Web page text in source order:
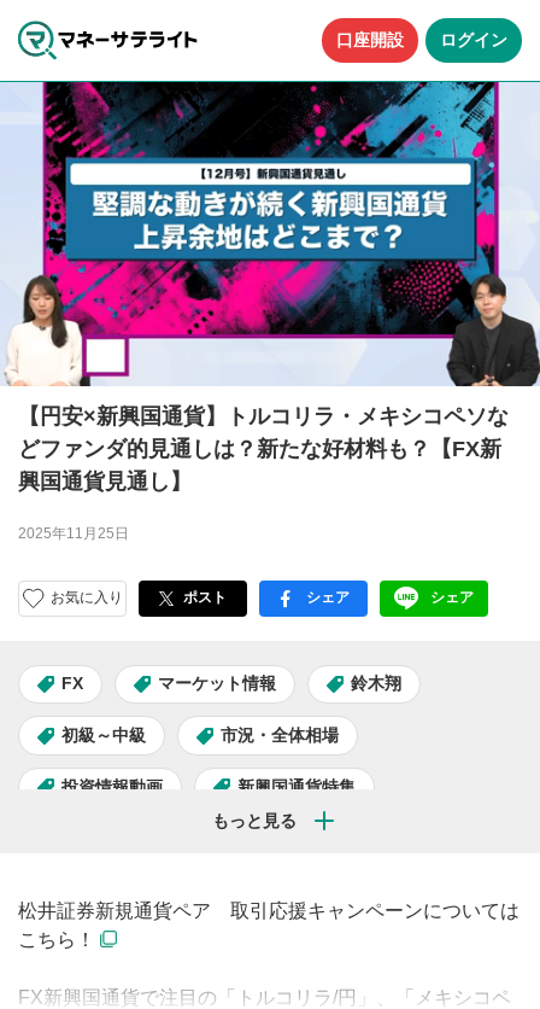
口座開設 ログイン
【円安×新興国通貨】トルコリラ・メキシコペソな
どファンダ的見通しは？新たな好材料も？【FX新
興国通貨見通し】
2025年11月25日
お気に入り ポスト facebook
シェア LINE
シェア
FX マーケット情報 鈴木翔
初級～中級 市況・全体相場
投資情報動画 新興国通貨特集
松井証券新規通貨ペア 取引応援キャンペーンについては
こちら！
FX新興国通貨で注目の「トルコリラ/円」、「メキシコペ